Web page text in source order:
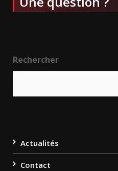
Rechercher
Actualités
Contact